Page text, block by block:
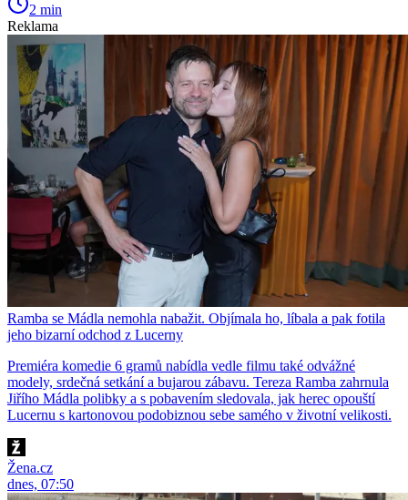
2 min
Reklama
Ramba se Mádla nemohla nabažit. Objímala ho, líbala a pak fotila
jeho bizarní odchod z Lucerny
Premiéra komedie 6 gramů nabídla vedle filmu také odvážné
modely, srdečná setkání a bujarou zábavu. Tereza Ramba zahrnula
Jiřího Mádla polibky a s pobavením sledovala, jak herec opouští
Lucernu s kartonovou podobiznou sebe samého v životní velikosti.
Žena.cz
dnes, 07:50